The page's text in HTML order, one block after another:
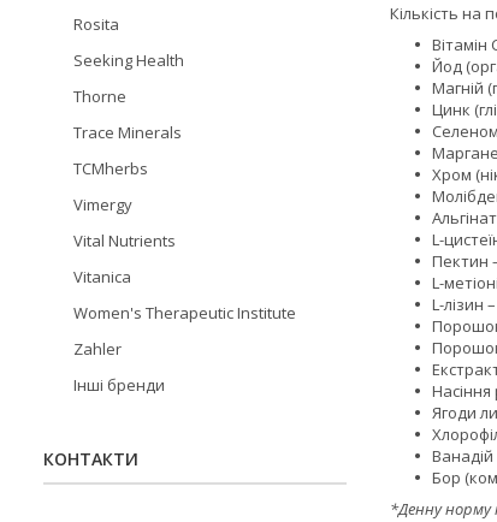
Кількість на
Вітамін
Йод
Магній
Цинк
Хром
L-
Пектин
L-
L-лізин
Ягоди
Ванадій
Бор
*Денну норму
Rosita
Seeking Health
Thorne
Trace Minerals
TCMherbs
Vimergy
Vital Nutrients
Vitanica
Women's Therapeutic Institute
Zahler
Інші бренди
КОНТАКТИ